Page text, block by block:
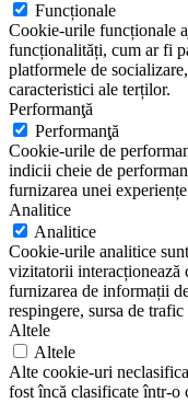
Funcționale
Cookie-urile funcționale
funcționalități, cum ar fi
platformele de
caracteristici ale terților.
Performanţă
Performanţă
Cookie-urile de
indicii cheie de
furnizarea unei
Analitice
Analitice
Cookie-urile analitice
vizitatorii interacționează
furnizarea de informații
respingere, sursa de trafic
Altele
Altele
Alte cookie-uri
fost încă clasificate într-o